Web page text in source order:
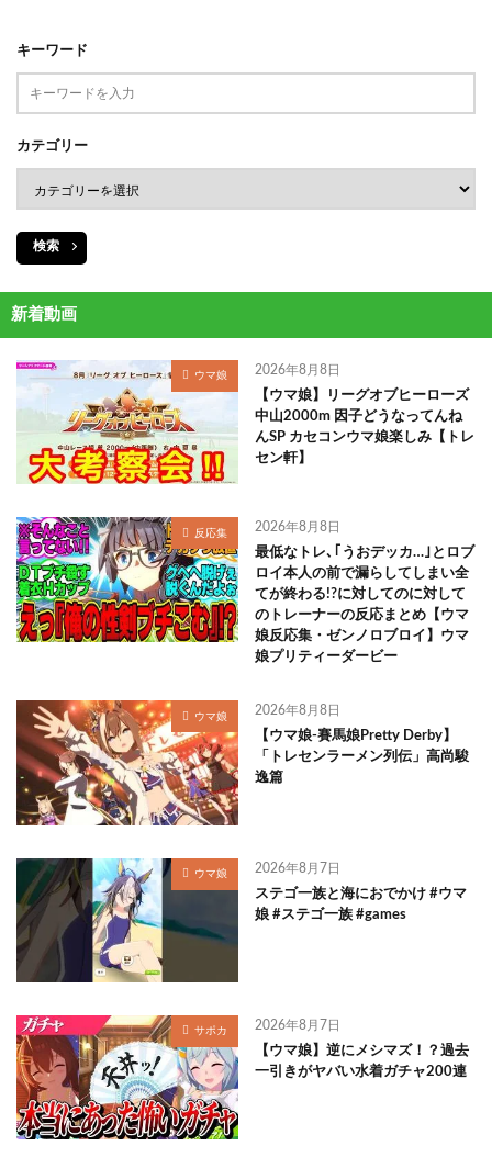
キーワード
カテゴリー
検索
新着動画
ウマ娘 2026年8月8日
【ウマ娘】リーグオブヒーローズ
中山2000m 因子どうなってんね
んSP カセコンウマ娘楽しみ【トレ
セン軒】
反応集 2026年8月8日
最低なトレ､｢うおデッカ…｣とロブ
ロイ本人の前で漏らしてしまい全
てが終わる!?に対してのに対して
のトレーナーの反応まとめ【ウマ
娘反応集・ゼンノロブロイ】ウマ
娘プリティーダービー
ウマ娘 2026年8月8日
【ウマ娘-賽馬娘Pretty Derby】
「トレセンラーメン列伝」高尚駿
逸篇
ウマ娘 2026年8月7日
ステゴ一族と海におでかけ #ウマ
娘 #ステゴ一族 #games
サポカ 2026年8月7日
【ウマ娘】逆にメシマズ！？過去
一引きがヤバい水着ガチャ200連